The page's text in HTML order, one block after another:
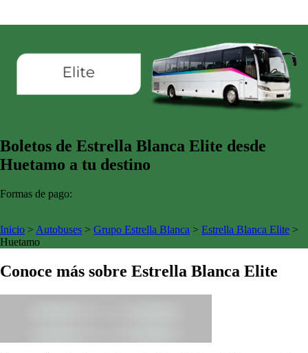
Boletos de Estrella Blanca Elite desde
Huetamo a tu destino
Formas de pago:
Inicio > Autobuses > Grupo Estrella Blanca > Estrella Blanca Elite >
Huetamo
Conoce más sobre Estrella Blanca Elite